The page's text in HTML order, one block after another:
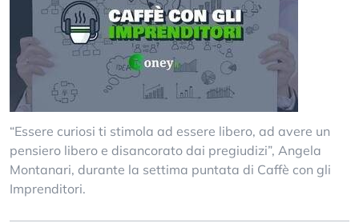
“Essere curiosi ti stimola ad essere libero, ad avere un
pensiero libero e disancorato dai pregiudizi”, Angela
Montanari, durante la settima puntata di Caffè con gli
Imprenditori.